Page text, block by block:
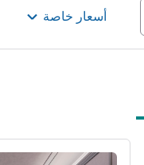
أسعار خاصة
راجع التفاصيل